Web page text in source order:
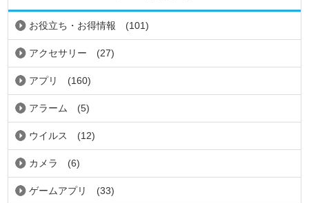
お役立ち・お得情報 (101)
アクセサリー (27)
アプリ (160)
アラーム (5)
ウイルス (12)
カメラ (6)
ゲームアプリ (33)